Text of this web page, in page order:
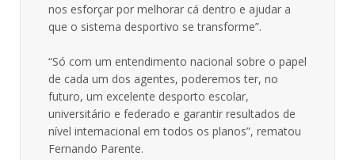
nos esforçar por melhorar cá dentro e ajudar a
que o sistema desportivo se transforme”.
“Só com um entendimento nacional sobre o papel
de cada um dos agentes, poderemos ter, no
futuro, um excelente desporto escolar,
universitário e federado e garantir resultados de
nível internacional em todos os planos”, rematou
Fernando Parente.